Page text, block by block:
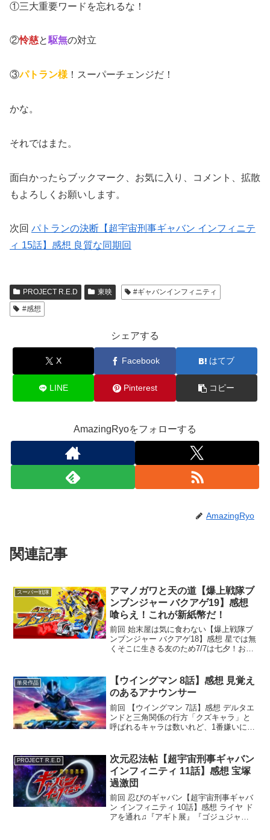
①三大重要ワードを忘れるな！
②怜慈と駆無の対立
③パトラン様 ！スーパーチェンジだ！
かな。
それではまた。
面白かったらブックマーク、お気に入り、コメント、拡散
もよろしくお願いします。
次回 パトランの決断【超宇宙刑事ギャバン インフィニテ
ィ 15話】感想 良質な同期回
PROJECT R.E.D 東映
#ギャバンインフィニティ
#感想
シェアする
X Facebook はてブ
LINE Pinterest コピー
AmazingRyoをフォローする
AmazingRyo
関連記事
スーパー戦隊
アマノガワと天の道【爆上戦隊ブ
ンブンジャー バクアゲ19】感想
喰らえ！これが新紙幣だ！
前回 始末屋は気に食わない【爆上戦隊ブ
ンブンジャー バクアゲ18】感想 星では無
くそこに生きる友のため7/7は七夕！おそ
されるもんを夏休み前に食わすなそもそ
もやつは行事...
単発作品
【ウイングマン 8話】感想 見覚え
のあるアナウンサー
前回 【ウイングマン 7話】感想 デルタエ
ンドと三角関係の行方「クズキャラ」と
呼ばれるキャラは数いれど、1番嫌いにな
男 アメイジングRYOです『トランスフォ
ーマー／ON...
PROJECT R.E.D
次元忍法帖【超宇宙刑事ギャバン
インフィニティ 11話】感想 宝塚
過激団
前回 忍びのギャバン【超宇宙刑事ギャバ
ン インフィニティ 10話】感想 ライヤ ド
アを通れ♫『アギト展』『ゴジュジャー